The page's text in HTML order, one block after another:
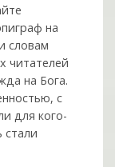
на
словам
читателей
на Бога.
с
для кого-
стали